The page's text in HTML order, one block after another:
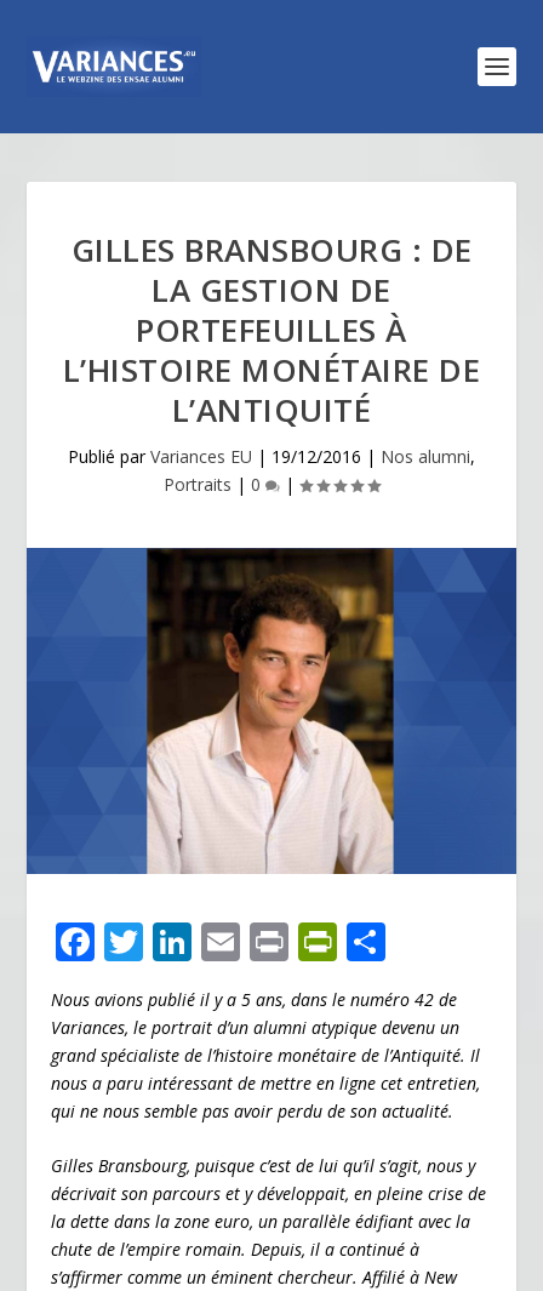
GILLES BRANSBOURG : DE
LA GESTION DE
PORTEFEUILLES À
L’HISTOIRE MONÉTAIRE DE
L’ANTIQUITÉ
Publié parVariances EU | 19/12/2016 | Nos alumni,
Portraits | 0 |
F
ac
e
b
o
o
k
T
w
itt
er
Li
n
k
e
dI
n
E
m
ai
l
Pr
in
t
Pr
tF
ri
e
n
dl
y
ar
ta
g
er
Nous avions publié il y a 5 ans, dans le numéro 42 de
Variances, leportrait d’un alumni atypique devenu un
grand spécialiste de l’histoire monétaire de l’Antiquité. Il
nous a paru intéressant de mettre en ligne cet entretien,
qui ne nous semble pas avoir perdu de son actualité.
GillesBransbourg, puisque c’est de lui qu’il s’agit, nous y
décrivait son parcours et y développait, en pleine crise de
la dette dans la zone euro, un parallèle édifiant avec la
chute de l’empire romain. Depuis, il a continué à
s’affirmer comme un éminent chercheur. Affilié à New